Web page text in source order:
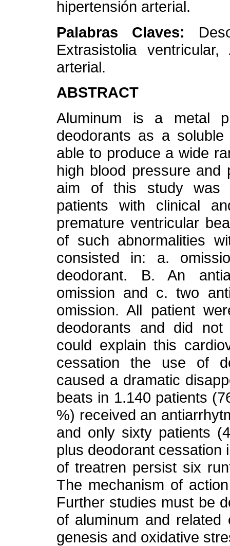
hipertensión arterial.
Palabras Claves:
Extrasistolia ventricular,
arterial.
ABSTRACT
Aluminum is a metal
deodorants as a
able to produce a wide
high blood pressure and
aim of this study was
patients with clinical
premature ventricular
of such abnormalities
consisted in: a.
deodorant. B. An
omission and c. two
omission. All patient
deodorants and did
could explain this
cessation the use of
caused a dramatic
beats in 1.140 patients
%) received an
and only sixty patients
plus deodorant cessation
of treatren persist six
The mechanism of
Further studies must be
of aluminum and
genesis and oxidative